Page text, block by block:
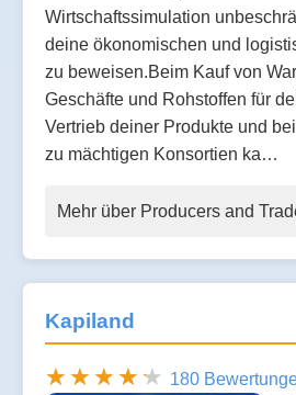
Wirtschaftssimulation
deine ökonomischen und
zu beweisen.Beim Kauf von
Geschäfte und Rohstoffen für
Vertrieb deiner Produkte und
zu mächtigen Konsortien ka…
Mehr über Producers and
Kapiland
180